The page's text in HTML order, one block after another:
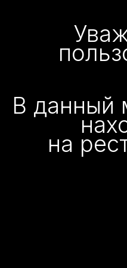
В данный
на